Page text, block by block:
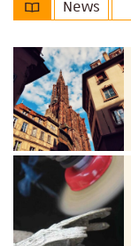
News